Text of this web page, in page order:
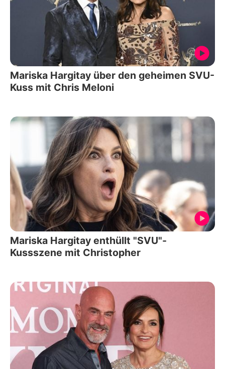
Mariska Hargitay über den geheimen SVU-
Kuss mit Chris Meloni
Mariska Hargitay enthüllt "SVU"-
Kussszene mit Christopher